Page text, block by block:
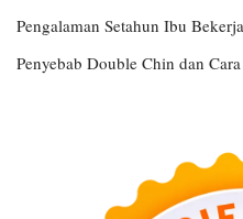
Pengalaman Setahun Ibu
Penyebab Double Chin dan